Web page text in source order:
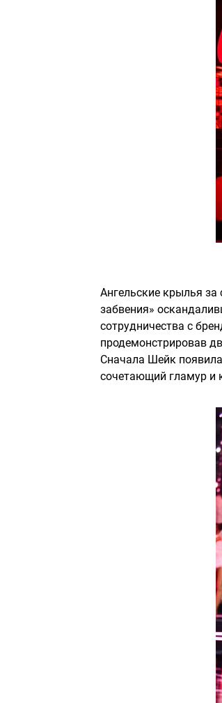
Ангельские крылья за
забвения»
сотрудничества с
продемонстрировав
Сначала Шейк
сочетающий гламур и